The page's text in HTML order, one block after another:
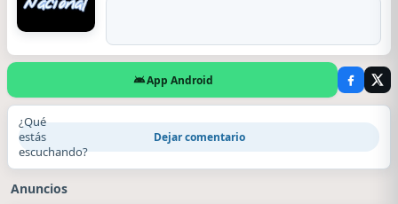
App Android
¿Qué
estás
escuchando?
Dejar comentario
Anuncios